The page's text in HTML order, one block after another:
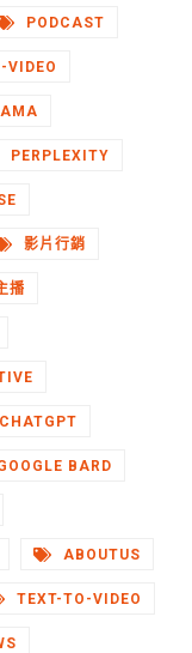
PODCAST
VIDEO
PERPLEXITY
影片行銷
播
CHATGPT
BARD
ABOUTUS
TEXT-TO-VIDEO